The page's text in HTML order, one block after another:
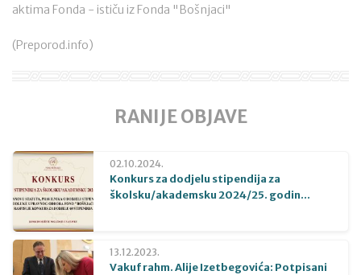
aktima Fonda - ističu iz Fonda "Bošnjaci"
(Preporod.info)
RANIJE OBJAVE
02.10.2024.
Konkurs za dodjelu stipendija za
školsku/akademsku 2024/25. godin...
13.12.2023.
Vakuf rahm. Alije Izetbegovića: Potpisani